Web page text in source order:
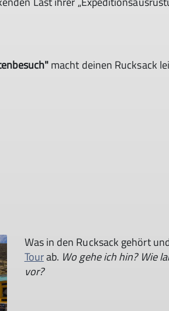
macht deinen Rucksack
Was in den Rucksack gehört
Tourab. Wo gehe ich hin? Wie
vor?